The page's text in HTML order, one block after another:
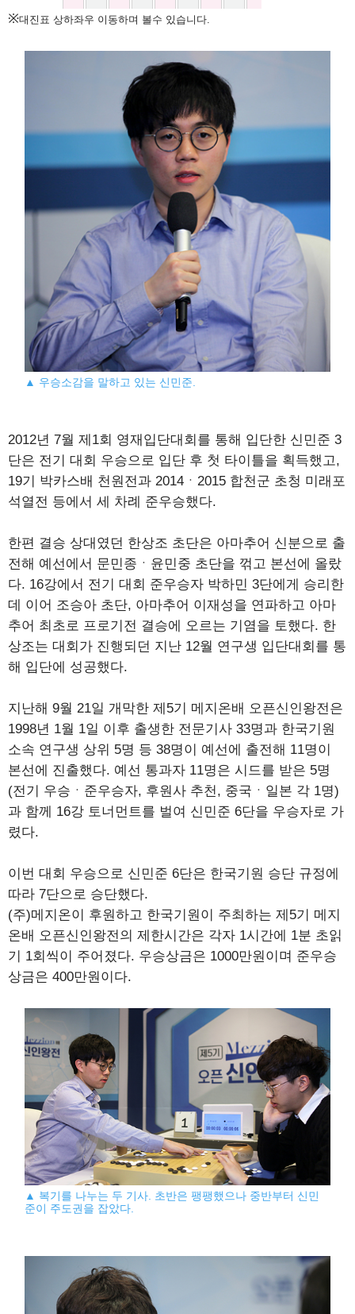
※대진표 상하좌우 이동하며 볼수 있습니다.
▲ 우승소감을 말하고 있는 신민준.
2012년 7월 제1회 영재입단대회를 통해 입단한 신민준 3
단은 전기 대회 우승으로 입단 후 첫 타이틀을 획득했고,
19기 박카스배 천원전과 2014ㆍ2015 합천군 초청 미래포
석열전 등에서 세 차례 준우승했다.
한편 결승 상대였던 한상조 초단은 아마추어 신분으로 출
전해 예선에서 문민종ㆍ윤민중 초단을 꺾고 본선에 올랐
다. 16강에서 전기 대회 준우승자 박하민 3단에게 승리한
데 이어 조승아 초단, 아마추어 이재성을 연파하고 아마
추어 최초로 프로기전 결승에 오르는 기염을 토했다. 한
상조는 대회가 진행되던 지난 12월 연구생 입단대회를 통
해 입단에 성공했다.
지난해 9월 21일 개막한 제5기 메지온배 오픈신인왕전은
1998년 1월 1일 이후 출생한 전문기사 33명과 한국기원
소속 연구생 상위 5명 등 38명이 예선에 출전해 11명이
본선에 진출했다. 예선 통과자 11명은 시드를 받은 5명
(전기 우승ㆍ준우승자, 후원사 추천, 중국ㆍ일본 각 1명)
과 함께 16강 토너먼트를 벌여 신민준 6단을 우승자로 가
렸다.
이번 대회 우승으로 신민준 6단은 한국기원 승단 규정에
따라 7단으로 승단했다.
(주)메지온이 후원하고 한국기원이 주최하는 제5기 메지
온배 오픈신인왕전의 제한시간은 각자 1시간에 1분 초읽
기 1회씩이 주어졌다. 우승상금은 1000만원이며 준우승
상금은 400만원이다.
▲ 복기를 나누는 두 기사. 초반은 팽팽했으나 중반부터 신민
준이 주도권을 잡았다.